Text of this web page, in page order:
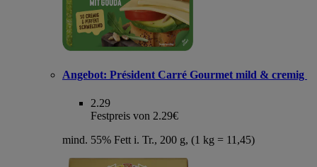
Angebot: Président Carré Gourmet mild & cremig
2.29
Festpreis von 2.29€
mind. 55% Fett i. Tr., 200 g, (1 kg = 11,45)